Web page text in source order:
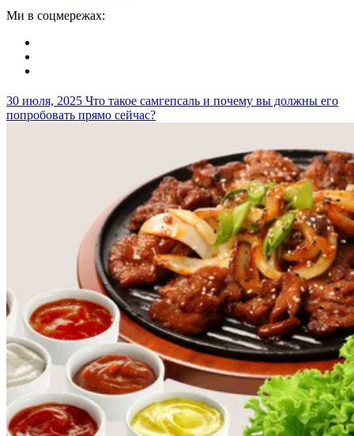
Ми в соцмережах:
30 июля, 2025 Что такое самгепсаль и почему вы должны его
попробовать прямо сейчас?